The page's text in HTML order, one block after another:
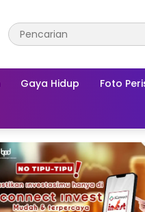
Gaya Hidup Foto